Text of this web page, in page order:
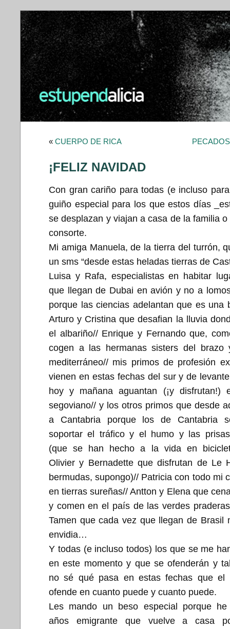
« CUERPO DE RICA
¡FELIZ NAVIDAD
Con gran cariño para todas (e incluso
guiño especial para los que estos días
se desplazan y viajan a casa de la familia
consorte.
Mi amiga Manuela, de la tierra del turrón,
un sms “desde estas heladas tierras de
Luisa y Rafa, especialistas en habitar
que llegan de Dubai en avión y no a
porque las ciencias adelantan que es una
Arturo y Cristina que desafian la lluvia
el albariño// Enrique y Fernando que,
cogen a las hermanas sisters del
mediterráneo// mis primos de profesión
vienen en estas fechas del sur y de
hoy y mañana aguantan (¡y disfrutan!)
segoviano// y los otros primos que desde
a Cantabria porque los de Cantabria
soportar el tráfico y el humo y las
(que se han hecho a la vida en
Olivier y Bernadette que disfrutan de Le
bermudas, supongo)// Patricia con todo mi
en tierras sureñas// Antton y Elena que
y comen en el país de las verdes
Tamen que cada vez que llegan de Brasil
envidia…
Y todas (e incluso todos) los que se me
en este momento y que se ofenderán y
no sé qué pasa en estas fechas que el
ofende en cuanto puede y cuanto puede.
Les mando un beso especial porque
años emigrante que vuelve a casa